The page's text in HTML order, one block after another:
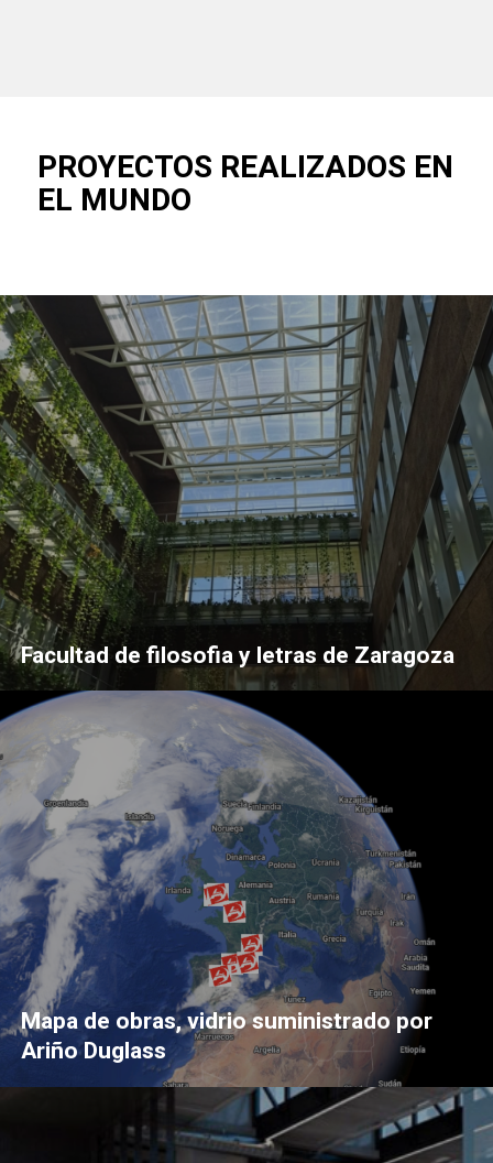
PROYECTOS REALIZADOS EN
EL MUNDO
Facultad de filosofia y letras de Zaragoza
Mapa de obras, vidrio suministrado por
Ariño Duglass